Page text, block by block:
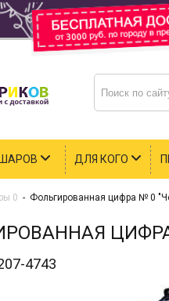
ДЛЯ КОГО
0 - Фольгированная цифра № 0
4743